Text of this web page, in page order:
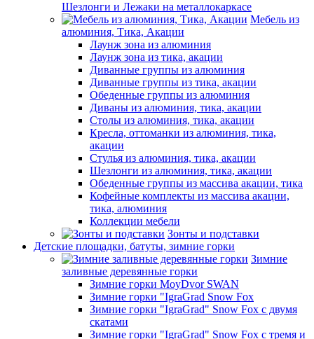
Шезлонги и Лежаки на металлокаркасе
Мебель из
алюминия, Тика, Акации
Лаунж зона из алюминия
Лаунж зона из тика, акации
Диванные группы из алюминия
Диванные группы из тика, акации
Обеденные группы из алюминия
Диваны из алюминия, тика, акации
Столы из алюминия, тика, акации
Кресла, оттоманки из алюминия, тика,
акации
Стулья из алюминия, тика, акации
Шезлонги из алюминия, тика, акации
Обеденные группы из массива акации, тика
Кофейные комплекты из массива акации,
тика, алюминия
Коллекции мебели
Зонты и подставки
Детские площадки, батуты, зимние горки
Зимние
заливные деревянные горки
Зимние горки MoyDvor SWAN
Зимние горки "IgraGrad Snow Fox
Зимние горки "IgraGrad" Snow Fox с двумя
скатами
Зимние горки "IgraGrad" Snow Fox с тремя и